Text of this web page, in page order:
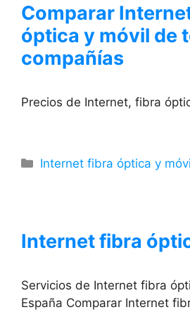
Comparar
óptica y móvil de
compañías
Precios de Internet, fibra
Categorías
Internet fibra óptica y
Internet fibra
Servicios de Internet fibra
España Comparar Internet